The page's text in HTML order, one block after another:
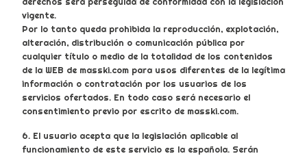
vigente.
Por lo tanto queda prohibida la reproducción, explotación,
alteración, distribución o comunicación pública por
cualquier título o medio de la totalidad de los contenidos
de la WEB de masski.com para usos diferentes de la legítima
información o contratación por los usuarios de los
servicios ofertados. En todo caso será necesario el
consentimiento previo por escrito de masski.com.
6. El usuario acepta que la legislación aplicable al
funcionamiento de este servicio es la española. Serán